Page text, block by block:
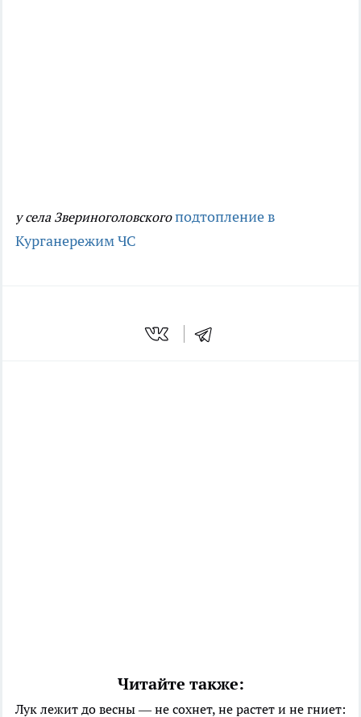
у села Звериноголовскогоподтопление в
Курганережим ЧС
Читайте также:
Лук лежит до весны — не сохнет, не растет и не гниет: